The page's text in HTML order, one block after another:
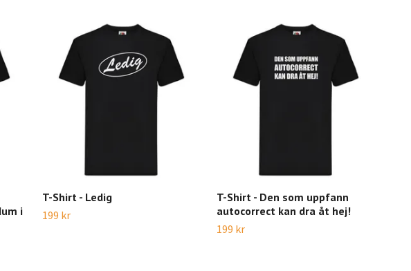
i
T-Shirt - Ledig
199 kr
T-Shirt - Den som uppfann
autocorrect kan dra åt hej!
199 kr